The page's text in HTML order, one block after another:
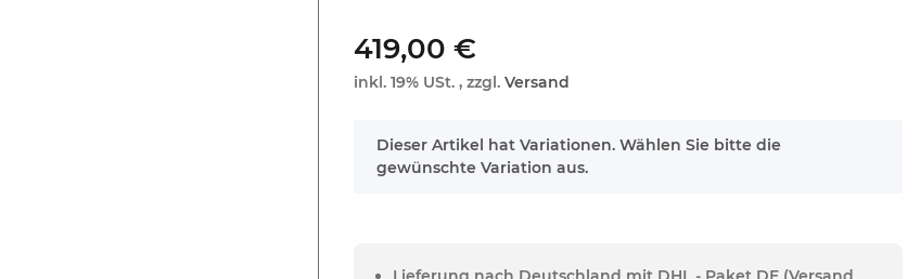
419,00 €
inkl. 19% USt. , zzgl.Versand
x
Dieser Artikel hat Variationen. Wählen Sie bitte die
gewünschte Variation aus.